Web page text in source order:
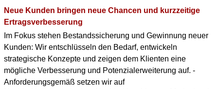
Neue Kunden bringen neue Chancen und kurzzeitige
Ertragsverbesserung
Im Fokus stehen Bestandssicherung und Gewinnung neuer
Kunden: Wir entschlüsseln den Bedarf, entwickeln
strategische Konzepte und zeigen dem Klienten eine
mögliche Verbesserung und Potenzialerweiterung auf. -
Anforderungsgemäß setzen wir auf